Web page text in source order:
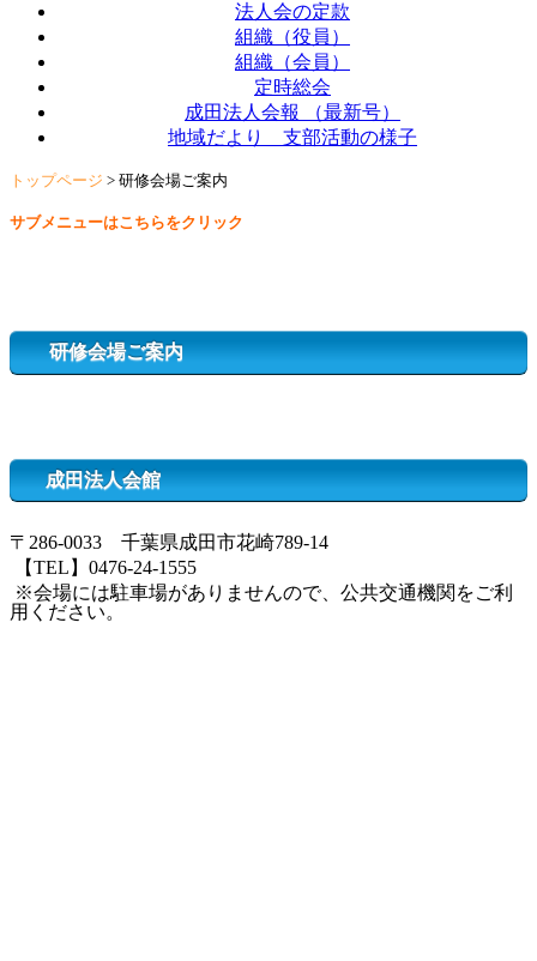
法人会の定款
組織（役員）
組織（会員）
定時総会
成田法人会報 （最新号）
地域だより＿支部活動の様子
トップページ > 研修会場ご案内
サブメニューはこちらをクリック
研修会場ご案内
成田法人会館
〒286-0033 千葉県成田市花崎789-14
【TEL】0476-24-1555
※会場には駐車場がありませんので、公共交通機関をご利
用ください。